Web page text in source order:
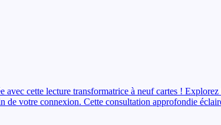
avec cette lecture transformatrice à neuf cartes !
de votre connexion. Cette consultation approfondie